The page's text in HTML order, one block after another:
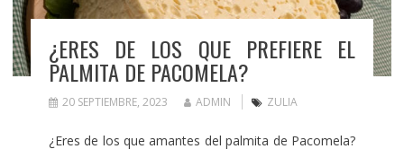
¿ERES DE LOS QUE PREFIERE EL
PALMITA DE PACOMELA?
20 SEPTIEMBRE, 2023 ADMIN ZULIA
¿Eres de los que amantes del palmita de Pacomela?